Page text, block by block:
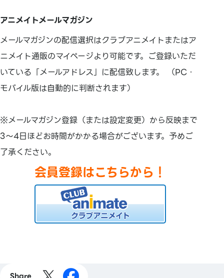
アニメイトメールマガジン
メールマガジンの配信選択はクラブアニメイトまたはア
ニメイト通販のマイページより可能です。ご登録いただ
いている「メールアドレス」に配信致します。 （PC・
モバイル版は自動的に判断されます）
※メールマガジン登録（または設定変更）から反映まで
3～4日ほどお時間がかかる場合がございます。予めご
了承ください。
会員登録はこちらから！